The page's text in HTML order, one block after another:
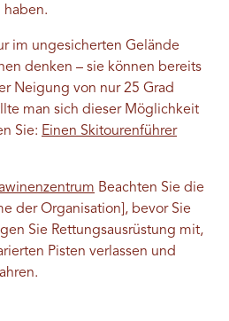
haben.
im ungesicherten Gelände
denken – sie können bereits
Neigung von nur 25 Grad
man sich dieser Möglichkeit
Sie: Einen Skitourenführer
Beachten Sie die
der Organisation], bevor Sie
Sie Rettungsausrüstung mit,
Pisten verlassen und